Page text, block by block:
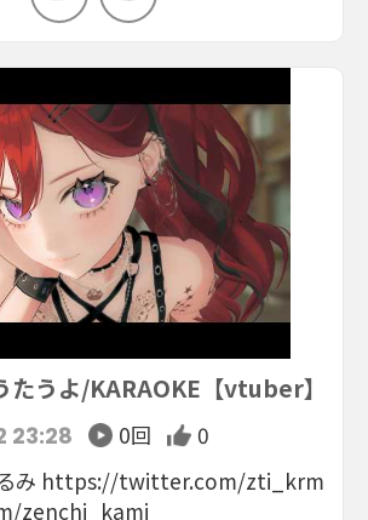
たうよ/KARAOKE【vtuber】
23:28 0回
0
るみ https://twitter.com/zti_krm
zenchi_kami